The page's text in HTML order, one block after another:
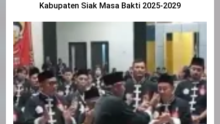
Kabupaten Siak Masa Bakti 2025-2029